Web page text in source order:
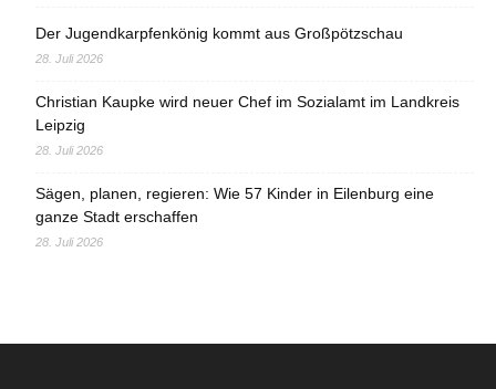
Der Jugendkarpfenkönig kommt aus Großpötzschau
28. Juli 2026
Christian Kaupke wird neuer Chef im Sozialamt im Landkreis
Leipzig
28. Juli 2026
Sägen, planen, regieren: Wie 57 Kinder in Eilenburg eine
ganze Stadt erschaffen
28. Juli 2026